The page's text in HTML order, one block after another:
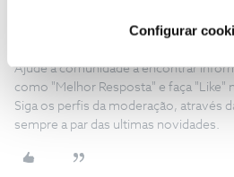
Configurar
Ajude a comunidade a encontrar
como "Melhor Resposta" e faça
Siga os perfis da moderação, através
sempre a par das ultimas novidades.